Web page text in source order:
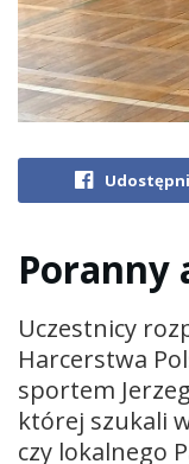
Poranny
Uczestnicy
Harcerstwa
sportem
której szukali
czy lokalnego